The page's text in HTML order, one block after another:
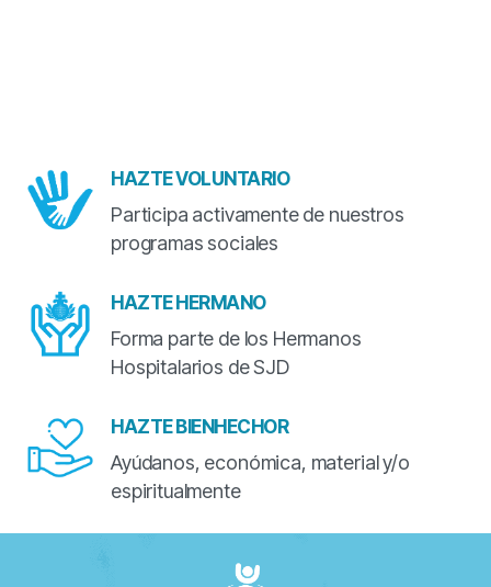
HAZTE VOLUNTARIO
Participa activamente de nuestros
programas sociales
HAZTE HERMANO
Forma parte de los Hermanos
Hospitalarios de SJD
HAZTE BIENHECHOR
Ayúdanos, económica, material y/o
espiritualmente